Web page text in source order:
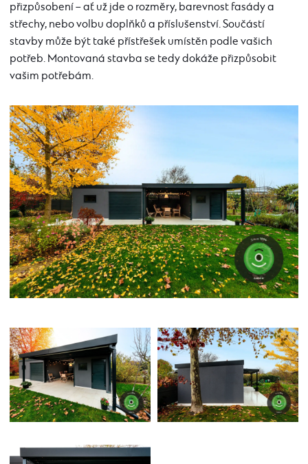
přizpůsobení – ať už jde o rozměry, barevnost fasády a
střechy, nebo volbu doplňků a příslušenství. Součástí
stavby může být také přístřešek umístěn podle vašich
potřeb. Montovaná stavba se tedy dokáže přizpůsobit
vašim potřebám.